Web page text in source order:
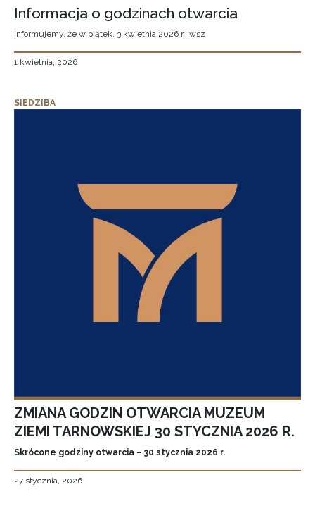
Informacja o godzinach otwarcia
Informujemy, że w piątek, 3 kwietnia 2026 r., wsz
1 kwietnia, 2026
SIEDZIBA
ZMIANA GODZIN OTWARCIA MUZEUM
ZIEMI TARNOWSKIEJ 30 STYCZNIA 2026 R.
Skrócone godziny otwarcia – 30 stycznia 2026 r.
27 stycznia, 2026